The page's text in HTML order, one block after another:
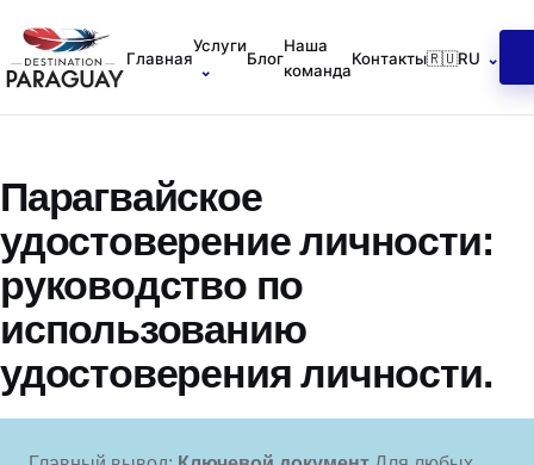
Главная
Услуги
⌄
Блог
Наша
команда
Контакты🇷🇺RU ⌄
Парагвайское
удостоверение личности:
руководство по
использованию
удостоверения личности.